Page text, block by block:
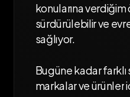
konularınaverdiğim
sürdürülebilirve
sağlıyor.
Bugünekadarfarklı
markalarveürünler